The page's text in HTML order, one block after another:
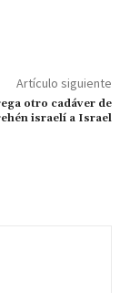
Artículo siguiente
otro cadáver de
israelí a Israel